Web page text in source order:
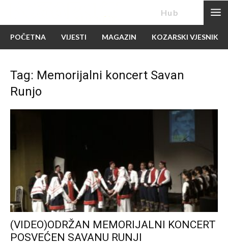
Hub
POČETNA VIJESTI MAGAZIN KOZARSKI VJESNIK
Tag: Memorijalni koncert Savan
Runjo
(VIDEO)ODRŽAN MEMORIJALNI KONCERT
POSVEĆEN SAVANU RUNJI